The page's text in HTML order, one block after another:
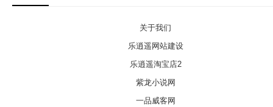
关于我们
乐逍遥网站建设
乐逍遥淘宝店2
紫龙小说网
一品威客网